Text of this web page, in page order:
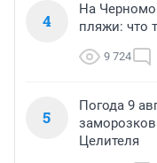
4
На
пляжи: что
9 724
5
Погода 9
Целителя